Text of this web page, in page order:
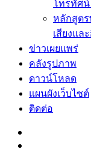
โทรทัศน์
หลักสูตร
เสียงแล
ข่าวเผยแพร่
คลังรูปภาพ
ดาวน์โหลด
แผนผังเว็บไซต์
ติดต่อ